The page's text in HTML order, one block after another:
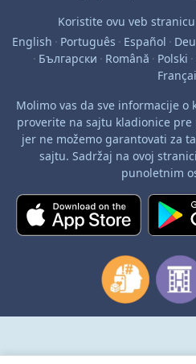
Koristite ovu veb
English · Português · Español ·
· Български · Română · Polski ·
Molimo vas da sve informacije o
proverite na sajtu kladionice
jer ne možemo garantovati za
sajtu. Sadržaj na ovoj
punoletnim